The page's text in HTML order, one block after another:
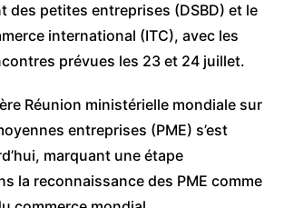
des petites entreprises (DSBD) et le
international (ITC), avec les
prévues les 23 et 24 juillet.
Réunion ministérielle mondiale sur
entreprises (PME) s’est
marquant une étape
la reconnaissance des PME comme